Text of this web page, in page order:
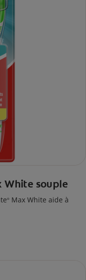
White souple
® Max White aide à